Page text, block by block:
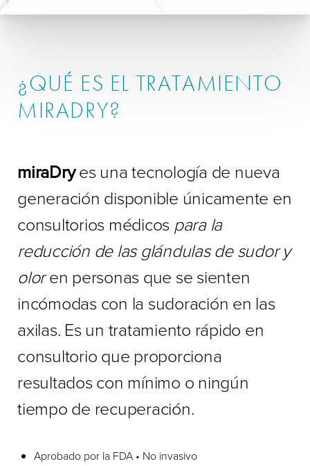
¿QUÉ ES EL TRATAMIENTO
MIRADRY?
miraDryes una tecnología de nueva
generación disponible únicamente en
consultorios médicos para la
reducción de las glándulas de sudor y
oloren personas que se sienten
incómodas con la sudoración en las
axilas. Es un tratamiento rápido en
consultorio que proporciona
resultados con mínimo o ningún
tiempo de recuperación.
Aprobado por la FDA • No invasivo